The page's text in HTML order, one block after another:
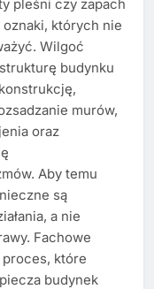
pleśni czy zapach
których nie
Wilgoć
budynku
murów,
oraz
Aby temu
są
a nie
Fachowe
które
budynek